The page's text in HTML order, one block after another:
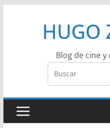
HUGO
Blog de cine